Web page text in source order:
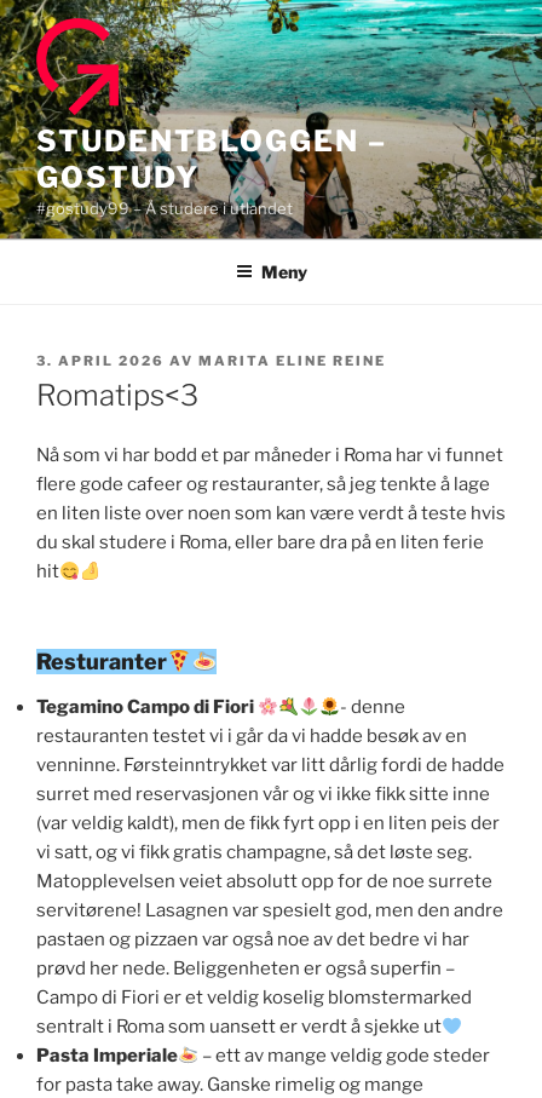
Gå
til
innhold
STUDENTBLOGGEN –
GOSTUDY
#gostudy99 – Å studere i utlandet
Meny
PUBLISERT
3. APRIL 2026 AV MARITA ELINE REINE
Romatips<3
Nå som vi har bodd et par måneder i Roma har vi funnet
flere gode cafeer og restauranter, så jeg tenkte å lage
en liten liste over noen som kan være verdt å teste hvis
du skal studere i Roma, eller bare dra på en liten ferie
hit
Resturanter
Tegamino Campo di Fiori
- denne
restauranten testet vi i går da vi hadde besøk av en
venninne. Førsteinntrykket var litt dårlig fordi de hadde
surret med reservasjonen vår og vi ikke fikk sitte inne
(var veldig kaldt), men de fikk fyrt opp i en liten peis der
vi satt, og vi fikk gratis champagne, så det løste seg.
Matopplevelsen veiet absolutt opp for de noe surrete
servitørene! Lasagnen var spesielt god, men den andre
pastaen og pizzaen var også noe av det bedre vi har
prøvd her nede. Beliggenheten er også superfin –
Campo di Fiori er et veldig koselig blomstermarked
sentralt i Roma som uansett er verdt å sjekke ut
Pasta Imperiale
– ett av mange veldig gode steder
for pasta take away. Ganske rimelig og mange